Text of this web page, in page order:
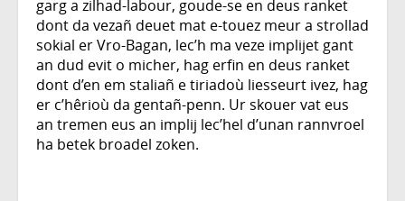
garg a zilhad-labour, goude-se en deus ranket
dont da vezañ deuet mat e-touez meur a strollad
sokial er Vro-Bagan, lec’h ma veze implijet gant
an dud evit o micher, hag erfin en deus ranket
dont d’en em staliañ e tiriadoù liesseurt ivez, hag
er c’hêrioù da gentañ-penn. Ur skouer vat eus
an tremen eus an implij lec’hel d’unan rannvroel
ha betek broadel zoken.